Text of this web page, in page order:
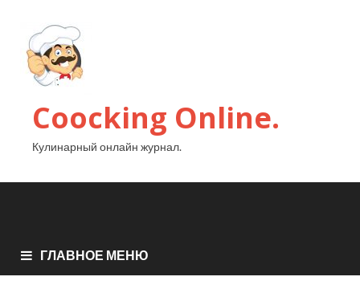
Coocking Online.
Кулинарный онлайн журнал.
ГЛАВНОЕ МЕНЮ